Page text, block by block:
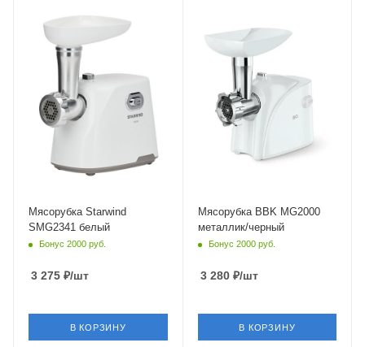
Мясорубка Starwind
SMG2341 белый
Бонус 2000 руб.
3 275 ₽/шт
В КОРЗИНУ
Мясорубка BBK MG2000
металлик/черный
Бонус 2000 руб.
3 280₽/шт
В КОРЗИНУ